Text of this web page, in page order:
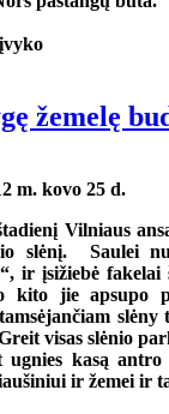
žemelę
m. kovo 25 d.
Vilniaus
slėnį. Saulei
ir įsižiebė fakelai
kito jie apsupo
slėny
visas slėnio
ugnies kasą
ir žemei ir